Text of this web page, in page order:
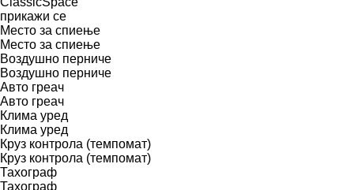
прикажи се
Место за спиење
Место за спиење
Воздушно перниче
Воздушно перниче
Авто греач
Авто греач
Клима уред
Клима уред
Круз контрола (темпомат)
Круз контрола (темпомат)
Тахограф
Тахограф